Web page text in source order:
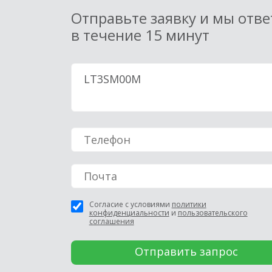
Отправьте заявку и мы
в течение 15 минут
Согласие с условиями политики
конфиденциальности и пользовательского
соглашения